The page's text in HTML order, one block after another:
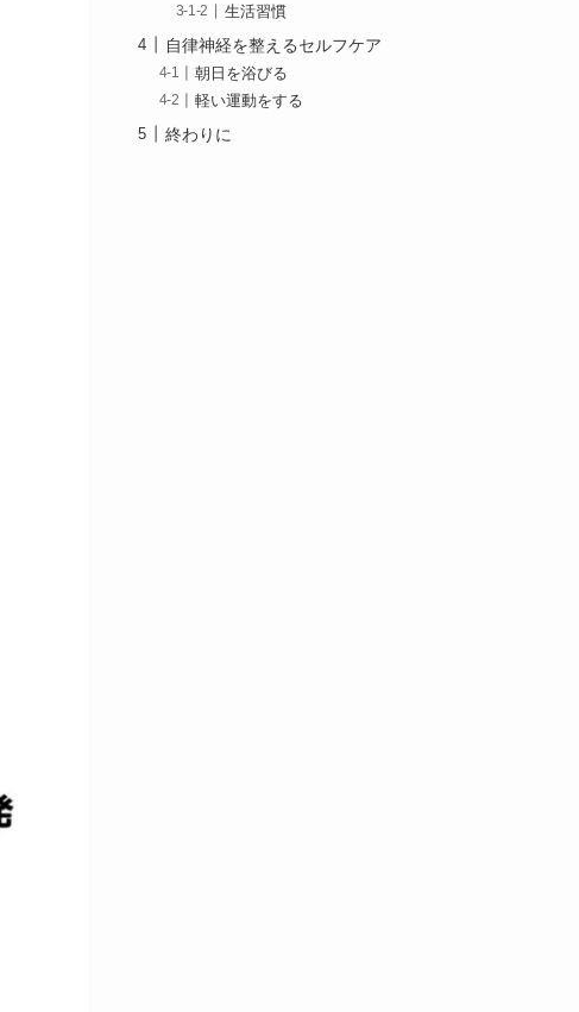
生活習慣
自律神経を整えるセルフケア
朝日を浴びる
軽い運動をする
終わりに